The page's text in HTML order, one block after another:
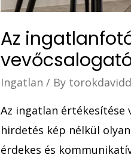
Az
Ingatlan / By
Az ingatlan értékesítése
hirdetés kép nélkül
érdekes és